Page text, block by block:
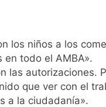
los niños a los
todo el AMBA».
las autorizaciones.
que ver con el
a la ciudadanía».